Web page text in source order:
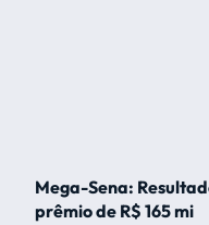
Mega-Sena:
prêmio de R$ 165 mi